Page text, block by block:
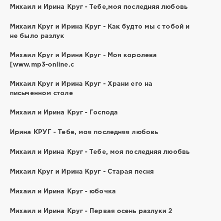
Михаил и Ирина Круг - Тебе,моя последняя любовь
Михаил Круг и Ирина Круг - Как будто мы с тобой и
не было разлук
Михаил Круг и Ирина Круг - Моя королева
[www.mp3-online.c
Михаил Круг и Ирина Круг - Храни его на
письменном столе
Михаил и Ирина Круг - Господа
Ирина КРУГ - Тебе, моя последняя любовь
Михаил и Ирина Круг - Тебе, моя последняя люобвь
Михаил Круг и Ирина Круг - Старая песня
Михаил и Ирина Круг - юбочка
Михаил и Ирина Круг - Первая осень разлуки 2